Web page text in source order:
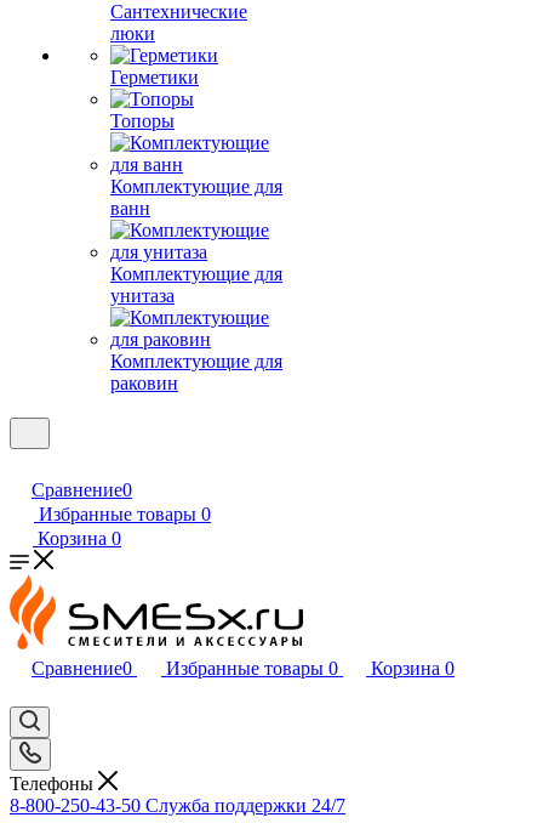
Сантехнические
люки
Герметики
Топоры
Комплектующие для
ванн
Комплектующие для
унитаза
Комплектующие для
раковин
Сравнение0
Избранные товары 0
Корзина 0
Сравнение0 Избранные товары 0 Корзина 0
Телефоны
8-800-250-43-50 Служба поддержки 24/7